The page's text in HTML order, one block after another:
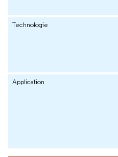
Technologie
Application